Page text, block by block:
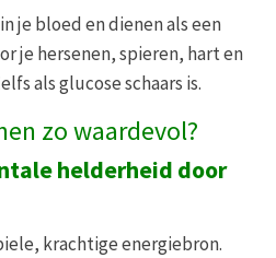
je bloed en dienen als een
je hersenen, spieren, hart en
als glucose schaars is.
zo waardevol?
helderheid door
krachtige energiebron.